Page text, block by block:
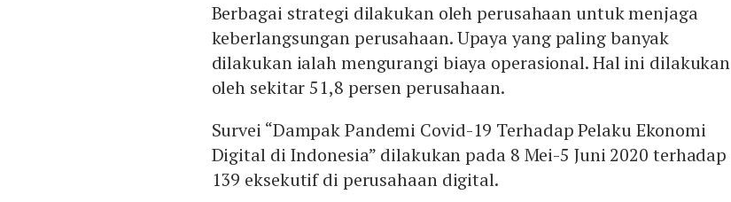
Berbagai strategi dilakukan oleh perusahaan untuk menjaga
keberlangsungan perusahaan. Upaya yang paling banyak
dilakukan ialah mengurangi biaya operasional. Hal ini dilakukan
oleh sekitar 51,8 persen perusahaan.
Survei “Dampak Pandemi Covid-19 Terhadap Pelaku Ekonomi
Digital di Indonesia” dilakukan pada 8 Mei-5 Juni 2020 terhadap
139 eksekutif di perusahaan digital.